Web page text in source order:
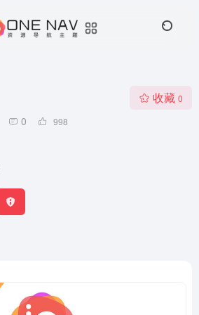
0 998
收藏 0